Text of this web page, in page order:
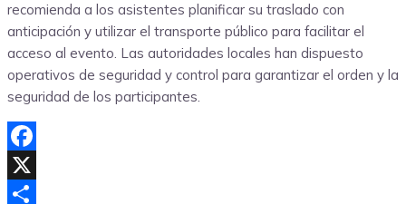
recomienda a los asistentes planificar su traslado con
anticipación y utilizar el transporte público para facilitar el
acceso al evento. Las autoridades locales han dispuesto
operativos de seguridad y control para garantizar el orden y la
seguridad de los participantes.
Facebook
X